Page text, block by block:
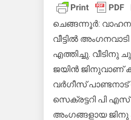
ചെങ്ങന്നൂർ:
വീട്ടിൽ
എത്തിച്ചു.
ജയിൻ ജിനുവാണ്
വർഗീസ്
സെക്രട്ടറി പി
അംഗങ്ങളായ ജിനു